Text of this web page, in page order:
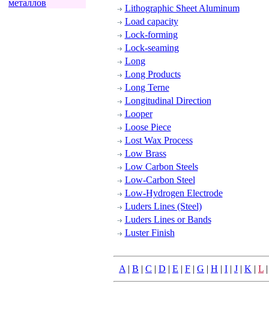
металлов
Lithographic Sheet Aluminum
Load capacity
Lock-forming
Lock-seaming
Long
Long Products
Long Terne
Longitudinal Direction
Looper
Loose Piece
Lost Wax Process
Low Brass
Low Carbon Steels
Low-Carbon Steel
Low-Hydrogen Electrode
Luders Lines (Steel)
Luders Lines or Bands
Luster Finish
A | B | C | D | E | F | G | H | I | J | K | L